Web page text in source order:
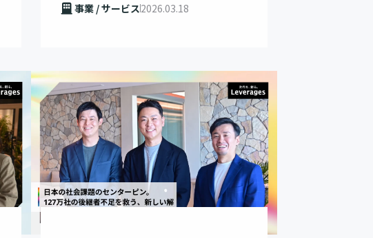
事業 / サービス2026.03.18